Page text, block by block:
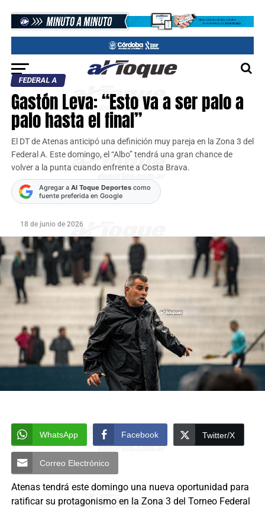
FEDERAL A
Gastón Leva: “Esto va a ser palo a
palo hasta el final”
El DT de Atenas anticipó una definición muy pareja en la Zona 3 del
Federal A. Este domingo, el “Albo” tendrá una gran chance de
volver a la punta cuando enfrente a Costa Brava.
Agregar a Al Toque Deportescomo
fuente preferida en Google
18 de junio de 2026
WhatsApp Facebook Twitter/X
Correo Electrónico
Atenas tendrá este domingo una nueva oportunidad para
ratificar su protagonismo en la Zona 3 del Torneo Federal